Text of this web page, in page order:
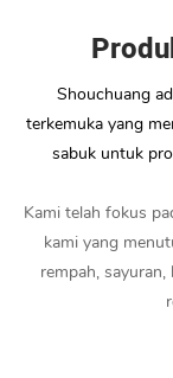
Shouchuang
terkemuka yang
sabuk untuk
Kami telah fokus
kami yang
rempah,